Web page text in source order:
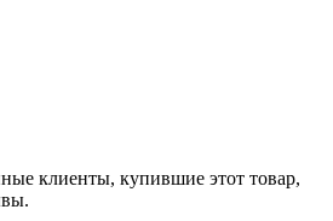
клиенты, купившие этот товар,